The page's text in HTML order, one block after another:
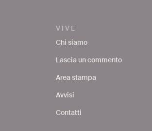
VIVE
Chi siamo
Lascia un commento
Area stampa
Avvisi
Contatti